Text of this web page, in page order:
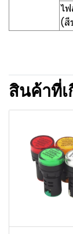
ไ
(สี
สินค้าที่